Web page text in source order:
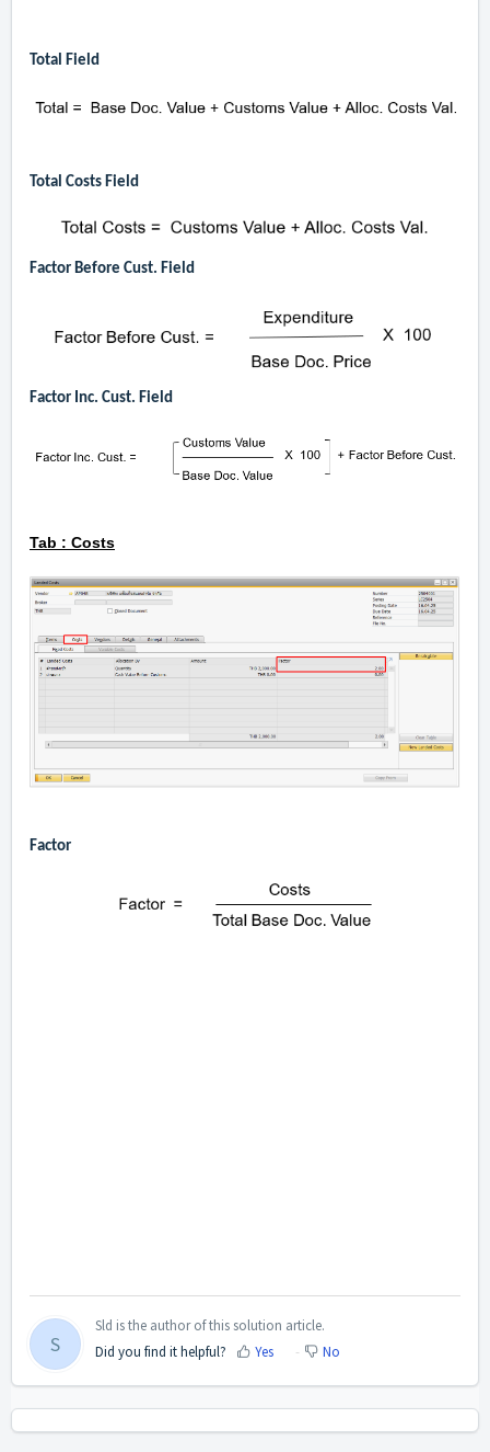
Total Field
Total Costs Field
Factor Before Cust. Field
Factor Inc. Cust. Field
Tab : Costs
Factor
S
Sld is the author of this solution article.
Did you find it helpful?
Yes No